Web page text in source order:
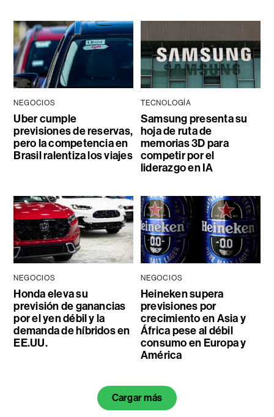
NEGOCIOS
Uber cumple
previsiones de reservas,
pero la competencia en
Brasil ralentiza los viajes
TECNOLOGÍA
Samsung presenta su
hoja de ruta de
memorias 3D para
competir por el
liderazgo en IA
NEGOCIOS
Honda eleva su
previsión de ganancias
por el yen débil y la
demanda de híbridos en
EE.UU.
NEGOCIOS
Heineken supera
previsiones por
crecimiento en Asia y
África pese al débil
consumo en Europa y
América
Cargar más